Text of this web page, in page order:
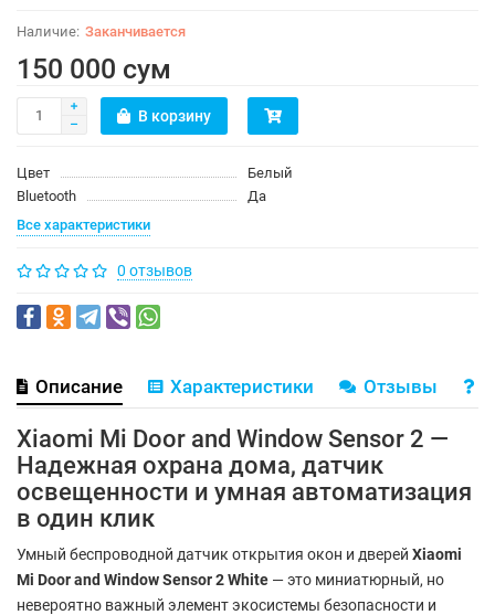
Заканчивается
150 000 сум
В корзину
Цвет
Белый
Bluetooth
Да
Все характеристики
0 отзывов
Описание Характеристики Отзывы
Xiaomi Mi Door and Window Sensor 2 —
Надежная охрана дома, датчик
освещенности и умная автоматизация
в один клик
Умный беспроводной датчик открытия окон и дверей Xiaomi
Mi Door and Window Sensor 2 White — это миниатюрный, но
невероятно важный элемент экосистемы безопасности и